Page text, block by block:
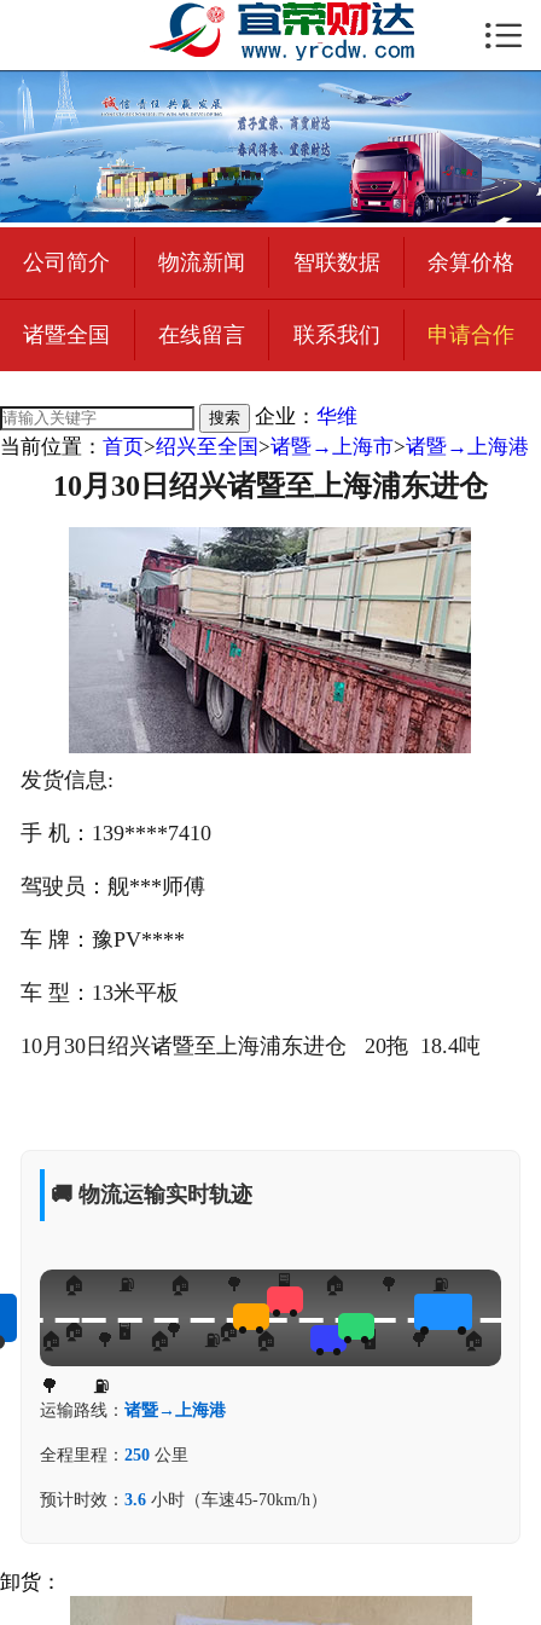
 首页
公司简介
物流新闻
绍兴至全国
合作加盟
宜荣智联
在线留言
联系我们
注册
/
登录
在线礼佛

公司简介 物流新闻 智联数据 余算价格
诸暨全国 在线留言 联系我们 申请合作
搜索 企业： 华维
当前位置： 首页>绍兴至全国>诸暨→上海市>诸暨→上海港
10月30日绍兴诸暨至上海浦东进仓
发货信息:
手 机：139****7410
驾驶员：舰***师傅
车 牌：豫PV****
车 型：13米平板
10月30日绍兴诸暨至上海浦东进仓 20拖 18.4吨
🚚 物流运输实时轨迹
运输路线： 诸暨→上海港
全程里程： 250公里
预计时效： 3.6小时（车速45-70km/h）
卸货：